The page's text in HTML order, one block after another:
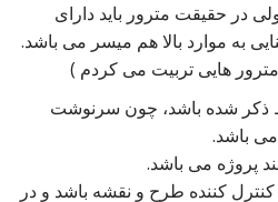
در حقیقت مترور باید دارای
به موارد بالا هم میسر می باشد.
هایی تربیت می کردم )
ذکر شده باشد، چون سرنوشت
باشد.
پروژه می باشد.
کنترل کننده طرح و نقشه باشد و در